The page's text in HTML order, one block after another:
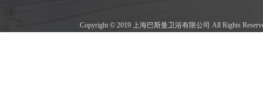
Copyright © 2019 上海巴斯曼卫浴有限公司 All Rights